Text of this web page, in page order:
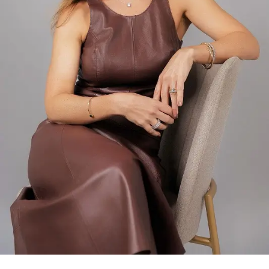
concentra atualmente 6.683 assessores de investimento
certificados pela ANCORD. É o segundo maior mercado
do país, representando 24,6% do total de profissionais.
Desde 2020, a região experimentou um crescimento de
145% na quantidade de assessores.
Pensando nesse mercado, foi lançada em julho de 2024
pela ANCORD, em parceria com a Agrinvest, a
certificação Agro 100. Trata-se de um selo de excelência
que conecta o mercado financeiro à realidade do campo.
Programação
A participação da ANCORD reforça a importância da
capacitação contínua em um mercado em constante
transformação. Representando a entidade, Orlando
Junior, Diretor de Certificação e Educação Continuada,
abordará como o desenvolvimento de novas
competências pode preparar os profissionais para atuar